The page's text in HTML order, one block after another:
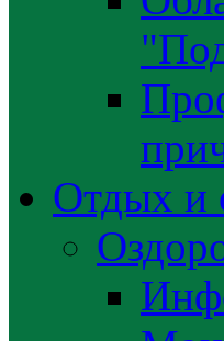
Отдых и